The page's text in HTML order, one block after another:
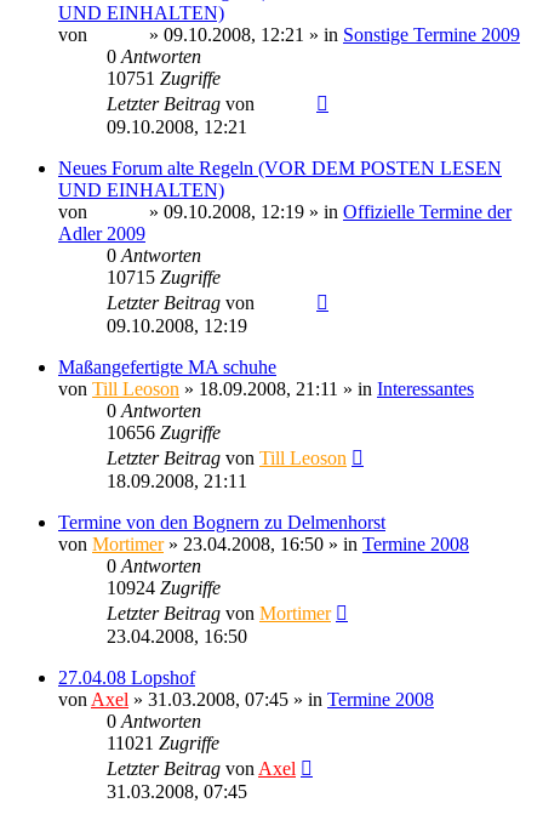
UND EINHALTEN)
von
» 09.10.2008, 12:21 » in Sonstige Termine 2009
0 Antworten
10751 Zugriffe
Letzter Beitrag von
09.10.2008, 12:21
Neues Forum alte Regeln (VOR DEM POSTEN LESEN
UND EINHALTEN)
von
» 09.10.2008, 12:19 » in Offizielle Termine der
Adler 2009
0 Antworten
10715 Zugriffe
Letzter Beitrag von
09.10.2008, 12:19
Maßangefertigte MA schuhe
von Till Leoson » 18.09.2008, 21:11 » in Interessantes
0 Antworten
10656 Zugriffe
Letzter Beitrag von Till Leoson
18.09.2008, 21:11
Termine von den Bognern zu Delmenhorst
von Mortimer» 23.04.2008, 16:50 » in Termine 2008
0 Antworten
10924 Zugriffe
Letzter Beitrag von Mortimer
23.04.2008, 16:50
27.04.08 Lopshof
von Axel » 31.03.2008, 07:45 » in Termine 2008
0 Antworten
11021 Zugriffe
Letzter Beitrag von Axel
31.03.2008, 07:45